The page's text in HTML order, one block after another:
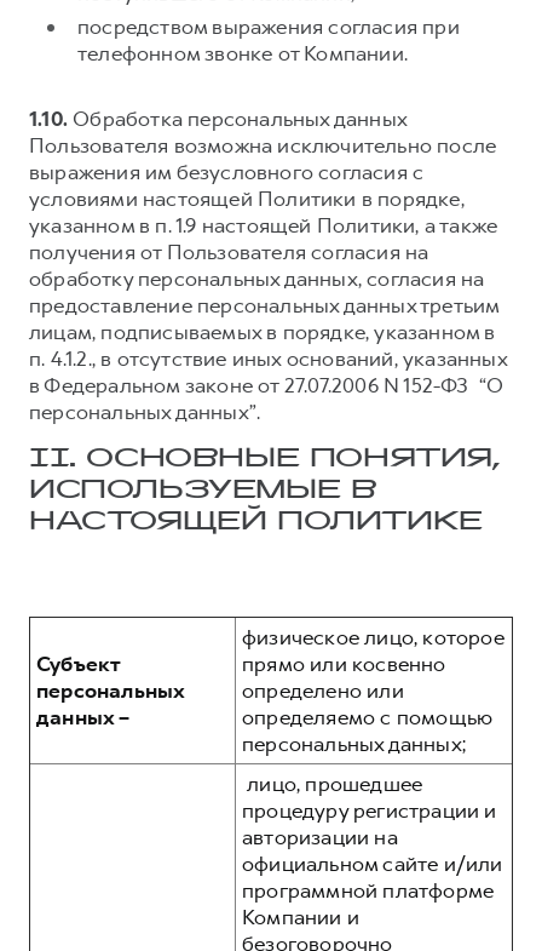
посредством выражения согласия при
телефонном звонке от Компании.
1.10. Обработка персональных данных
Пользователя возможна исключительно после
выражения им безусловного согласия с
условиями настоящей Политики в порядке,
указанном в п. 1.9 настоящей Политики, а также
получения от Пользователя согласия на
обработку персональных данных, согласия на
предоставление персональных данных третьим
лицам, подписываемых в порядке, указанном в
п. 4.1.2., в отсутствие иных оснований, указанных
в Федеральном законе от 27.07.2006 N 152-ФЗ “О
персональных данных”.
II. ОСНОВНЫЕ ПОНЯТИЯ,
ИСПОЛЬЗУЕМЫЕ В
НАСТОЯЩЕЙ ПОЛИТИКЕ
Субъект
персональных
данных –
физическое лицо, которое
прямо или косвенно
определено или
определяемо с помощью
персональных данных;
лицо, прошедшее
процедуру регистрации и
авторизации на
официальном сайте и/или
программной платформе
Компании и
безоговорочно